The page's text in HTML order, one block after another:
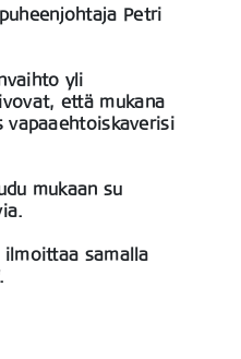
Petri
yli
että mukana
vapaaehtoiskaverisi
mukaan su
samalla